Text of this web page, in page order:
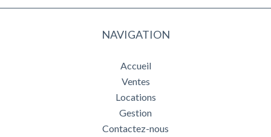
NAVIGATION
Accueil
Ventes
Locations
Gestion
Contactez-nous